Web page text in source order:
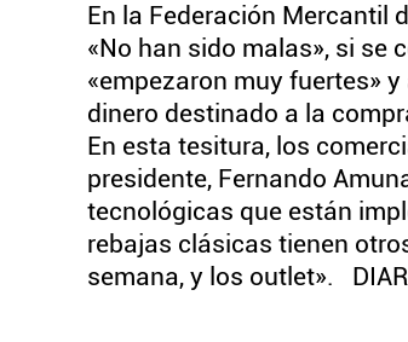
En la Federación Mercantil
«No han sido malas», si se
«empezaron muy fuertes»
dinero destinado a la
En esta tesitura, los
presidente, Fernando
tecnológicas que están
rebajas clásicas tienen
semana, y los outlet».